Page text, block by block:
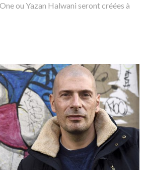
ou Yazan Halwani seront créées à